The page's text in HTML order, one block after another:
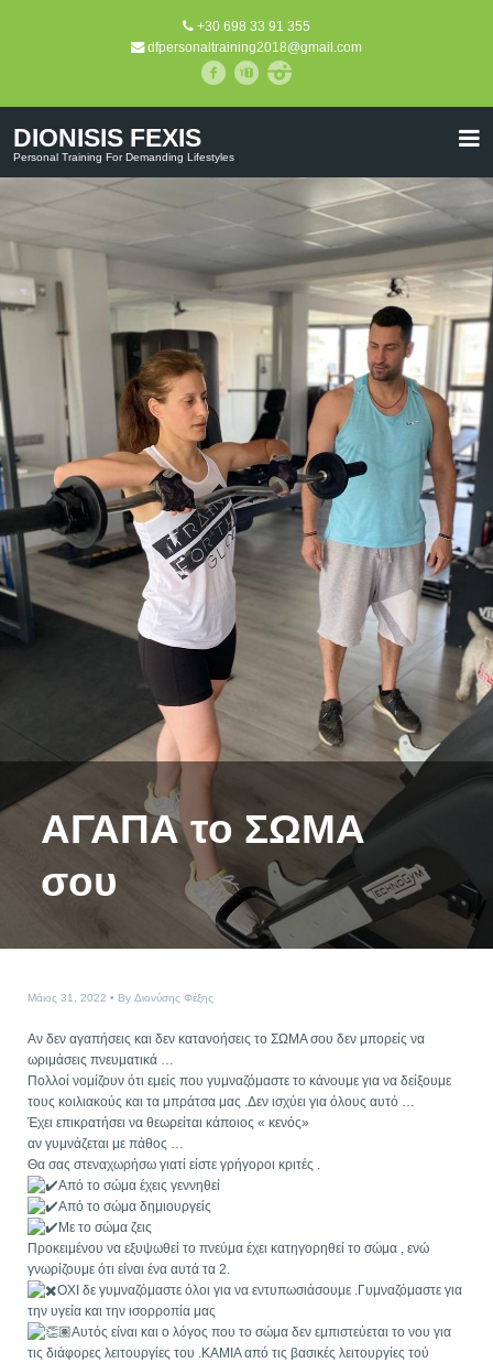
+30 698 33 91 355
dfpersonaltraining2018@gmail.com
DIONISIS FEXIS
Personal Training For Demanding Lifestyles
ΑΓΑΠΑ το ΣΩΜΑ
σου
Μάιος 31, 2022 By Διονύσης Φέξης
Αν δεν αγαπήσεις και δεν κατανοήσεις το ΣΩΜΑ σου δεν μπορείς να
ωριμάσεις πνευματικά …
Πολλοί νομίζουν ότι εμείς που γυμναζόμαστε το κάνουμε για να δείξουμε
τους κοιλιακούς και τα μπράτσα μας .Δεν ισχύει για όλους αυτό …
Έχει επικρατήσει να θεωρείται κάποιος « κενός»
αν γυμνάζεται με πάθος …
Θα σας στεναχωρήσω γιατί είστε γρήγοροι κριτές .
Από το σώμα έχεις γεννηθεί
Από το σώμα δημιουργείς
Με το σώμα ζεις
Προκειμένου να εξυψωθεί το πνεύμα έχει κατηγορηθεί το σώμα , ενώ
γνωρίζουμε ότι είναι ένα αυτά τα 2.
ΟΧΙ δε γυμναζόμαστε όλοι για να εντυπωσιάσουμε .Γυμναζόμαστε για
την υγεία και την ισορροπία μας
Αυτός είναι και ο λόγος που το σώμα δεν εμπιστεύεται το νου για
τις διάφορες λειτουργίες του .ΚΑΜΙΑ από τις βασικές λειτουργίες τού